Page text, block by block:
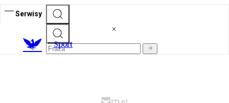
Serwisy
Sport